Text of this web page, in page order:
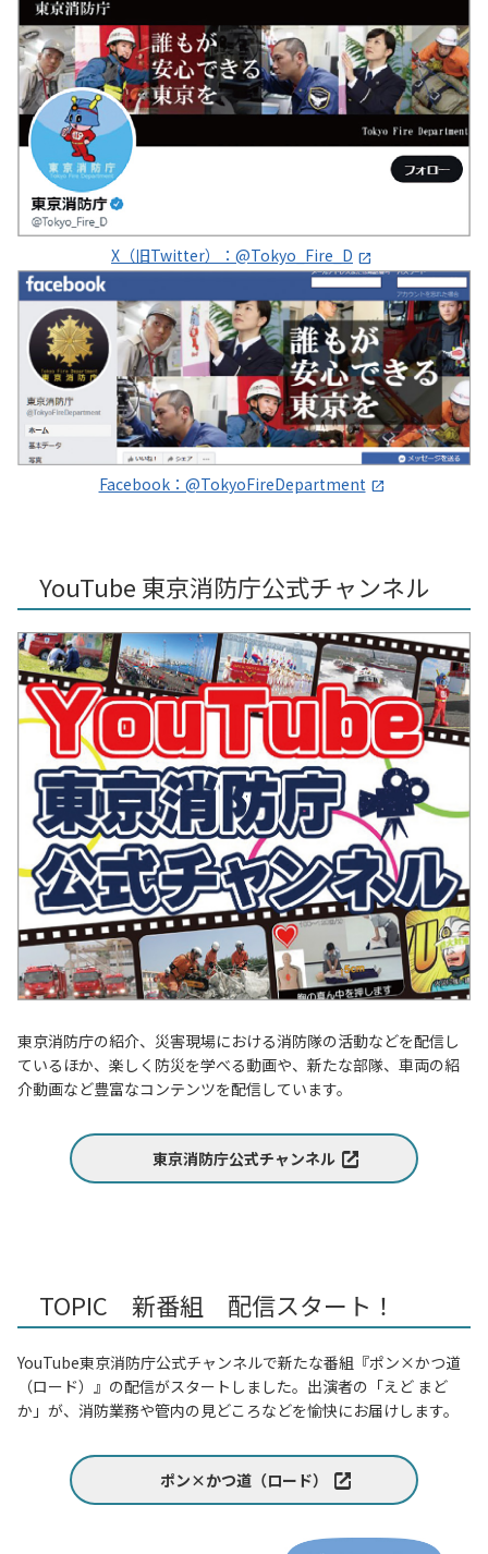
X（旧Twitter）：@Tokyo_Fire_D
Facebook：@TokyoFireDepartment
YouTube 東京消防庁公式チャンネル
東京消防庁の紹介、災害現場における消防隊の活動などを配信し
ているほか、楽しく防災を学べる動画や、新たな部隊、車両の紹
介動画など豊富なコンテンツを配信しています。
東京消防庁公式チャンネル
TOPIC 新番組 配信スタート！
YouTube東京消防庁公式チャンネルで新たな番組『ポン×かつ道
（ロード）』の配信がスタートしました。出演者の「えど まど
か」が、消防業務や管内の見どころなどを愉快にお届けします。
ポン×かつ道（ロード）